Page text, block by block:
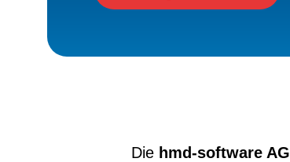
Die hmd-software AG